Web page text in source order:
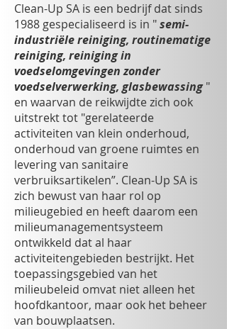
Clean-Up SA is een bedrijf dat sinds
1988 gespecialiseerd is in "semi-
industriële reiniging, routinematige
reiniging, reiniging in
voedselomgevingen zonder
voedselverwerking, glasbewassing"
en waarvan de reikwijdte zich ook
uitstrekt tot "gerelateerde
activiteiten van klein onderhoud,
onderhoud van groene ruimtes en
levering van sanitaire
verbruiksartikelen”. Clean-Up SA is
zich bewust van haar rol op
milieugebied en heeft daarom een
milieumanagementsysteem
ontwikkeld dat al haar
activiteitengebieden bestrijkt. Het
toepassingsgebied van het
milieubeleid omvat niet alleen het
hoofdkantoor, maar ook het beheer
van bouwplaatsen.